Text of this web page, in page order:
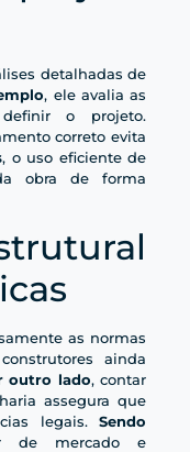
detalhadas de
, ele avalia as
o projeto.
correto evita
, o uso eficiente de
obra de forma
as normas
ainda
outro lado, contar
assegura que
legais. Sendo
de mercado e